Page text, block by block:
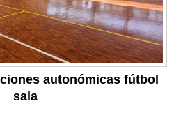
autonómicas fútbol
sala